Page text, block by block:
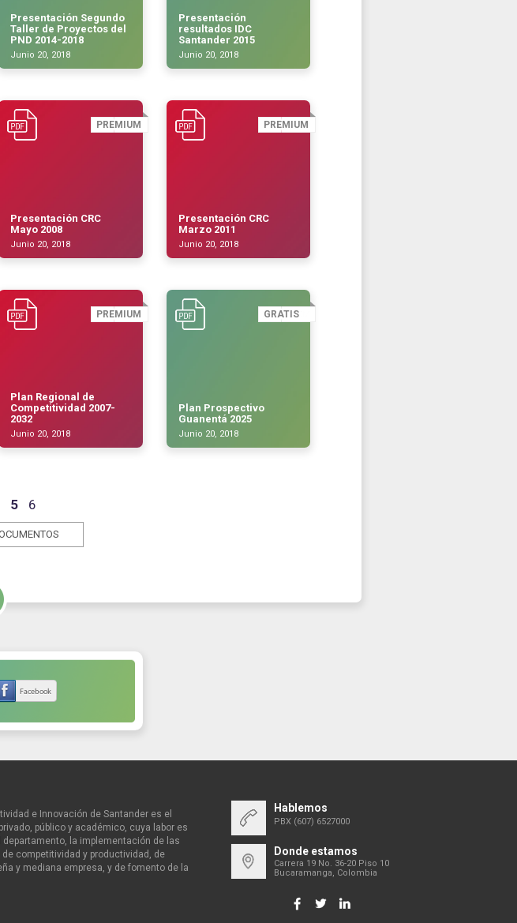
Presentación Segundo
Taller de Proyectos del
PND 2014-2018
Junio 20, 2018
Presentación
resultados IDC
Santander 2015
Junio 20, 2018
PREMIUM
Presentación CRC
Mayo 2008
Junio 20, 2018
PREMIUM
Presentación CRC
Marzo 2011
Junio 20, 2018
PREMIUM
Plan Regional de
Competitividad 2007-
2032
Junio 20, 2018
GRATIS
Plan Prospectivo
Guanentá 2025
Junio 20, 2018
5 6
e Innovación de Santander es el
público y académico, cuya labor es
la implementación de las
competitividad y productividad, de
y mediana empresa, y de fomento de la
Hablemos
PBX (607) 6527000
Donde estamos
Carrera 19 No. 36-20 Piso 10
Bucaramanga, Colombia